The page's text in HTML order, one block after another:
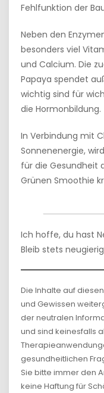
Fehlfunktion der
Neben den
besonders viel
und Calcium. Die
Papaya spendet
wichtig sind für
die Hormonbildung.
In Verbindung mit
Sonnenenergie,
für die Gesundheit
Grünen Smoothie
Ich hoffe, du hast
Bleib stets
Die Inhalte auf
und Gewissen
der neutralen
und sind keinesfalls
gesundheitlichen
Sie bitte immer den
keine Haftung für